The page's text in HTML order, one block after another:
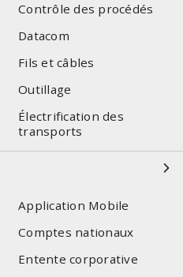
Contrôle des procédés
Datacom
Fils et câbles
Outillage
Électrification des
transports
Application Mobile
Comptes nationaux
Entente corporative